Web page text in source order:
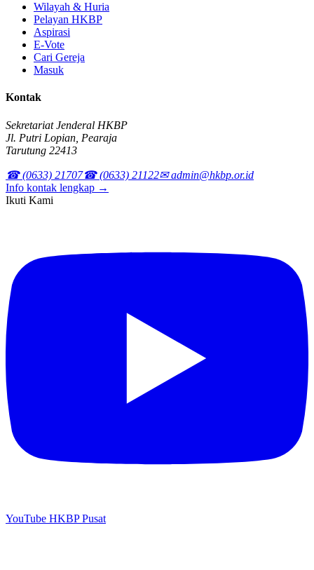
Wilayah & Huria
Pelayan HKBP
Aspirasi
E-Vote
Cari Gereja
Masuk
Kontak
Sekretariat Jenderal HKBP
Jl. Putri Lopian, Pearaja
Tarutung 22413
☎ (0633) 21707☎ (0633) 21122✉ admin@hkbp.or.id
Info kontak lengkap →
Ikuti Kami
YouTube HKBP Pusat